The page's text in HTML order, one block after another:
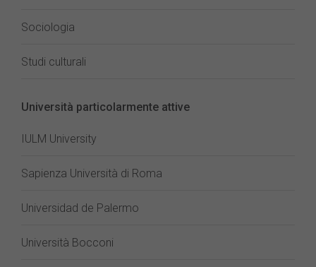
Sociologia
Studi culturali
Università particolarmente attive
IULM University
Sapienza Università di Roma
Universidad de Palermo
Università Bocconi